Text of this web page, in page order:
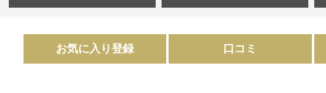
お気に入り登録 口コミ